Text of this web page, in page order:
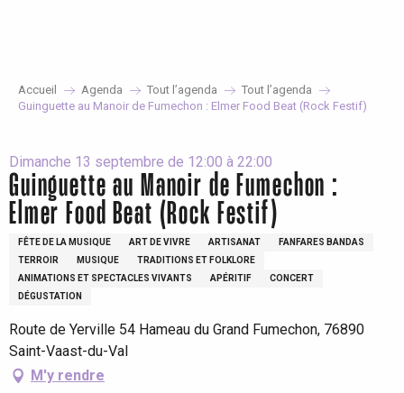
Accueil Agenda Tout l’agenda
Tout l’agenda
Guinguette au Manoir de Fumechon : Elmer Food Beat (Rock Festif)
Dimanche 13 septembre de 12:00 à 22:00
Guinguette au Manoir de Fumechon :
Elmer Food Beat (Rock Festif)
FÊTE DE LA MUSIQUE ART DE VIVRE ARTISANAT
FANFARES BANDAS
TERROIR
MUSIQUE
TRADITIONS ET FOLKLORE
ANIMATIONS ET SPECTACLES VIVANTS
APÉRITIF
CONCERT
DÉGUSTATION
Route de Yerville 54 Hameau du Grand Fumechon, 76890
Saint-Vaast-du-Val
M'y rendre